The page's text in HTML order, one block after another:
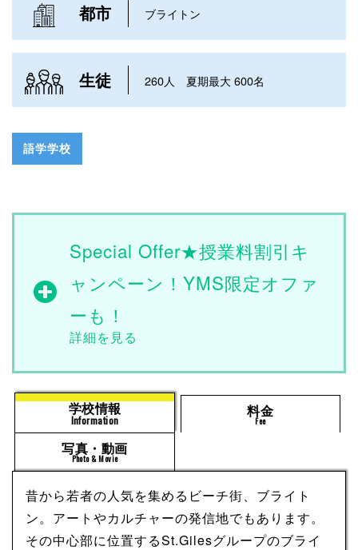
都市 ブライトン
生徒 260人 夏期最大 600名
語学学校
Special Offer★授業料割引キ
ャンペーン！YMS限定オファ
ーも！
学校情報
Information
料金
Fee
写真・動画
Photo & Movie
昔から若者の人気を集めるビーチ街、ブライト
ン。アートやカルチャーの発信地でもあります。
その中心部に位置するSt.Gilesグループのブライ